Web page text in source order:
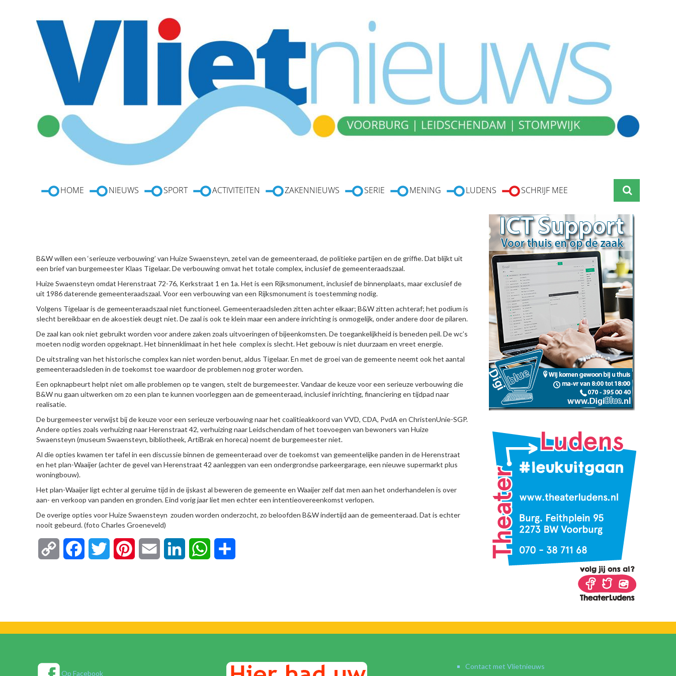
HOME NIEUWS SPORT ACTIVITEITEN ZAKENNIEUWS SERIE MENING LUDENS SCHRIJF MEE
B&W willen een ‘serieuze verbouwing’ van Huize Swaensteyn, zetel van de gemeenteraad, de politieke partijen en de griffie. Dat blijkt uit
een brief van burgemeester Klaas Tigelaar. De verbouwing omvat het totale complex, inclusief de gemeenteraadszaal.
Huize Swaensteyn omdat Herenstraat 72-76, Kerkstraat 1 en 1a. Het is een Rijksmonument, inclusief de binnenplaats, maar exclusief de
uit 1986 daterende gemeenteraadszaal. Voor een verbouwing van een Rijksmonument is toestemming nodig.
Volgens Tigelaar is de gemeenteraadszaal niet functioneel. Gemeenteraadsleden zitten achter elkaar; B&W zitten achteraf; het podium is
slecht bereikbaar en de akoestiek deugt niet. De zaal is ook te klein maar een andere inrichting is onmogelijk, onder andere door de pilaren.
De zaal kan ook niet gebruikt worden voor andere zaken zoals uitvoeringen of bijeenkomsten. De toegankelijkheid is beneden peil. De wc’s
moeten nodig worden opgeknapt. Het binnenklimaat in het hele complex is slecht. Het gebouw is niet duurzaam en vreet energie.
De uitstraling van het historische complex kan niet worden benut, aldus Tigelaar. En met de groei van de gemeente neemt ook het aantal
gemeenteraadsleden in de toekomst toe waardoor de problemen nog groter worden.
Een opknapbeurt helpt niet om alle problemen op te vangen, stelt de burgemeester. Vandaar de keuze voor een serieuze verbouwing die
B&W nu gaan uitwerken om zo een plan te kunnen voorleggen aan de gemeenteraad, inclusief inrichting, financiering en tijdpad naar
realisatie.
De burgemeester verwijst bij de keuze voor een serieuze verbouwing naar het coalitieakkoord van VVD, CDA, PvdA en ChristenUnie-SGP.
Andere opties zoals verhuizing naar Herenstraat 42, verhuizing naar Leidschendam of het toevoegen van bewoners van Huize
Swaensteyn (museum Swaensteyn, bibliotheek, ArtiBrak en horeca) noemt de burgemeester niet.
Al die opties kwamen ter tafel in een discussie binnen de gemeenteraad over de toekomst van gemeentelijke panden in de Herenstraat
en het plan-Waaijer (achter de gevel van Herenstraat 42 aanleggen van een ondergrondse parkeergarage, een nieuwe supermarkt plus
woningbouw).
Het plan-Waaijer ligt echter al geruime tijd in de ijskast al beweren de gemeente en Waaijer zelf dat men aan het onderhandelen is over
aan- en verkoop van panden en gronden. Eind vorig jaar liet men echter een intentieovereenkomst verlopen.
De overige opties voor Huize Swaensteyn zouden worden onderzocht, zo beloofden B&W indertijd aan de gemeenteraad. Dat is echter
nooit gebeurd. (foto Charles Groeneveld)
Copy FacebookTwitter Pinterest Email LinkedIn WhatsApp
Op Facebook
Contact met Vlietnieuws